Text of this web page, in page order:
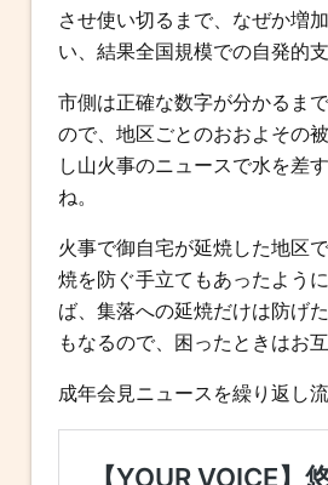
させ使い切るまで、なぜか増
い、結果全国規模での自発的
市側は正確な数字が分かるま
ので、地区ごとのおおよその
し山火事のニュースで水を差
ね。
火事で御自宅が延焼した地区
焼を防ぐ手立てもあったよう
ば、集落への延焼だけは防げ
もなるので、困ったときはお
成年会見ニュースを繰り返し